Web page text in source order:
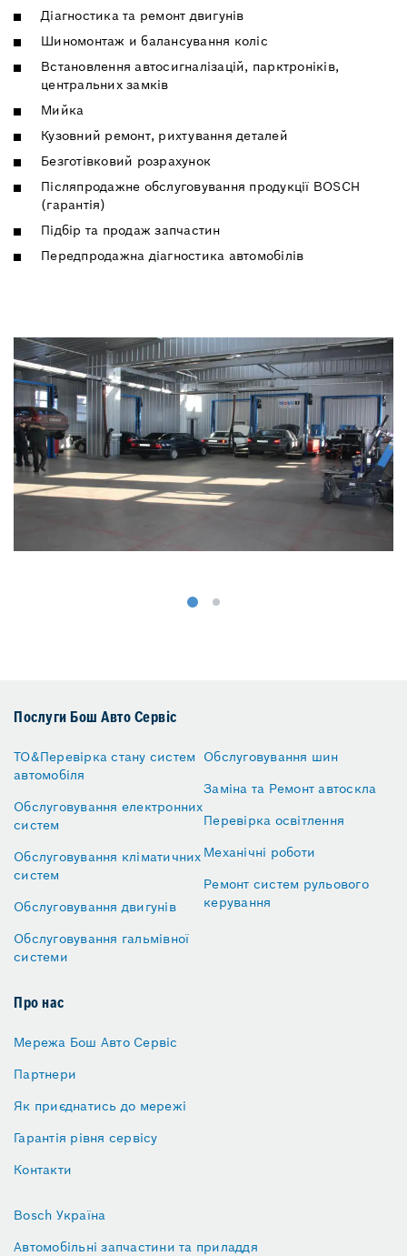
Діагностика та ремонт двигунів
Шиномонтаж и балансування коліс
Встановлення автосигналізацій, парктроніків,
центральних замків
Мийка
Кузовний ремонт, рихтування деталей
Безготівковий розрахунок
Післяпродажне обслуговування продукції BOSCH
(гарантія)
Підбір та продаж запчастин
Передпродажна діагностика автомобілів
Послуги Бош Авто Сервіс
ТО&Перевірка стану систем
автомобіля
Обслуговування електронних
систем
Обслуговування кліматичних
систем
Обслуговування двигунів
Обслуговування гальмівної
системи
Обслуговування шин
Заміна та Ремонт автоскла
Перевірка освітлення
Механічні роботи
Ремонт систем рульового
керування
Про нас
Мережа Бош Авто Сервіс
Партнери
Як приєднатись до мережі
Гарантія рівня сервісу
Контакти
Bosch Україна
Автомобільні запчастини та приладдя